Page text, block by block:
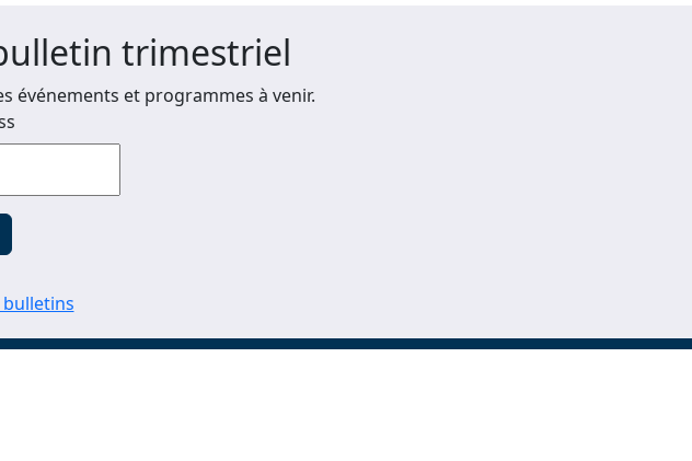
trimestriel
événements et programmes à venir.